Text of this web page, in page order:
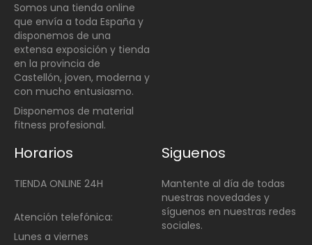
Somos una tienda online
que envía a toda España y
disponemos de una
extensa exposición y tienda
en la provincia de
Castellón, joven, moderna y
con mucho entusiasmo.
Disponemos de material
fitness profesional.
Horarios
TIENDA ONLINE 24H
Atención telefónica:
Lunes a viernes
Siguenos
Mantente al día de todas
nuestras novedades y
síguenos en nuestras redes
sociales.